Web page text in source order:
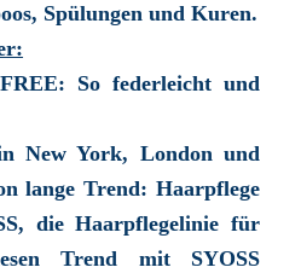
Spülungen und Kuren.
So federleicht und
New York, London und
lange Trend: Haarpflege
die Haarpflegelinie für
Trend mit SYOSS